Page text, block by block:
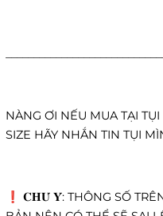
NÀNG ƠI NẾU MUA TẠI
SIZE HÃY NHẮN TIN TỤI
❗️ 𝐂𝐇𝐔́ 𝐘́: THÔNG SỐ